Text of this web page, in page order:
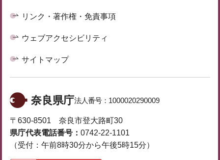
リンク・著作権・免責事項
ウェブアクセシビリティ
サイトマップ
奈良県庁法人番号： 1000020290009
〒630-8501 奈良市登大路町30
県庁代表電話番号： 0742-22-1101
（受付：午前8時30分から午後5時15分）